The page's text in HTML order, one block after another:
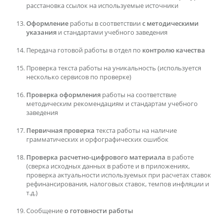
расстановка ссылок на используемые источники
Оформление работы в соответствии с методическими
указания и стандартами учебного заведения
Передача готовой работы в отдел по контролю качества
Проверка текста работы на уникальность (используется
несколько сервисов по проверке)
Проверка оформления работы на соответствие
методическим рекомендациям и стандартам учебного
заведения
Первичная проверка текста работы на наличие
грамматических и орфографических ошибок
Проверка расчетно-цифрового материала в работе
(сверка исходных данных в работе и в приложениях,
проверка актуальности используемых при расчетах ставок
рефинансирования, налоговых ставок, темпов инфляции и
т.д.)
Сообщениео готовности работы